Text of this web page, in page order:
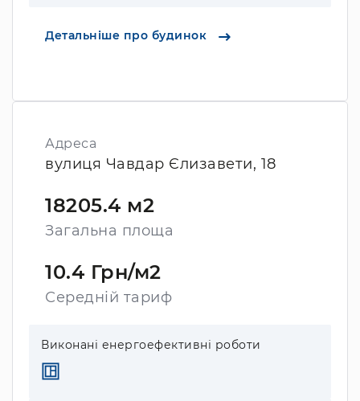
Детальніше про будинок
Адреса
вулиця Чавдар Єлизавети, 18
18205.4 м2
Загальна площа
10.4 Грн/м2
Середній тариф
Виконані енергоефективні роботи